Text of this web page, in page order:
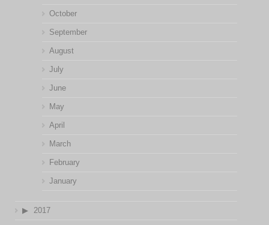
October
September
August
July
June
May
April
March
February
January
2017